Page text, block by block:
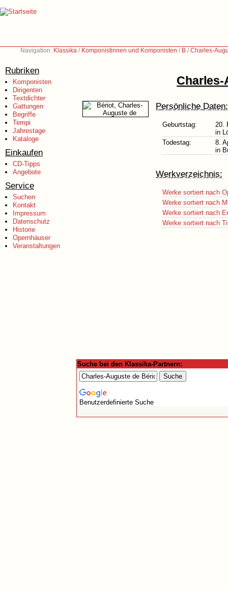
Navigation: Klassika / Komponistinnen und Komponisten / B /Charles-
Rubriken
Komponisten
Dirigenten
Textdichter
Gattungen
Begriffe
Tempi
Jahrestage
Kataloge
Einkaufen
CD-Tipps
Angebote
Service
Suchen
Kontakt
Impressum
Datenschutz
Historie
Opernhäuser
Veranstaltungen
Charles-
Persönliche Daten:
Geburtstag:
20.
in
Todestag:
8.
in
Werkverzeichnis:
Werke sortiert nach
Werke sortiert nach
Werke sortiert nach
Werke sortiert nach
Suche bei den Klassika-Partnern:
Benutzerdefinierte Suche